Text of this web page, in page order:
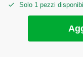
Solo 1 pezzi